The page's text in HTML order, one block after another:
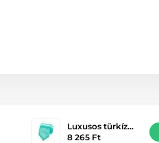
Luxusos türkíz…
8 265 Ft